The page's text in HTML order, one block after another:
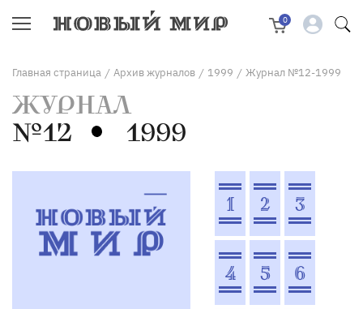
0
Главная страница / Архив журналов / 1999 / Журнал №12-1999
ЖУРНАЛ
№12
1999
1 2 3
4 5 6